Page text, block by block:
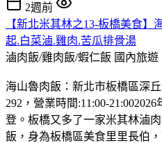
2週前
【新北米其林之13-板橋美食
起.白菜滷.雞肉.苦瓜排骨湯
滷肉飯/雞肉飯/蝦仁飯 國內旅遊
海山魯肉飯：新北市板橋區深
292，營業時間:11:00-
登。板橋又多了一家米其林滷
飯，身為板橋區美食里里長伯